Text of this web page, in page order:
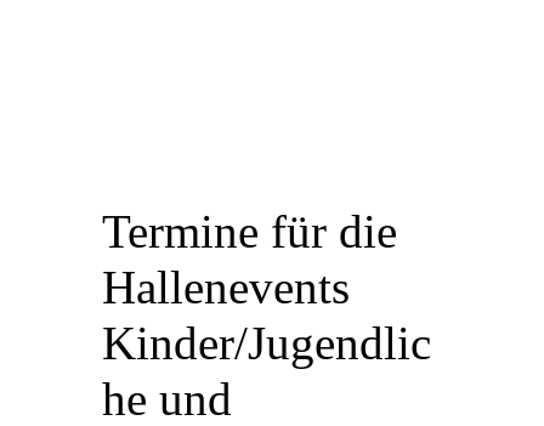
Termine für die
Hallenevents
Kinder/Jugendlic
he und